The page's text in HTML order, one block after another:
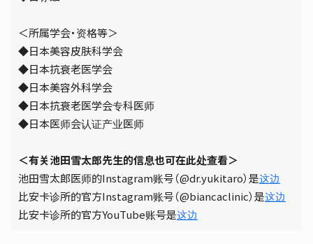
＜所属学会・资格等＞
◆日本美容皮肤科学会
◆日本抗衰老医学会
◆日本美容外科学会
◆日本抗衰老医学会专科医师
◆日本医师会认证产业医师
＜有关池田雪太郎先生的信息也可在此处查看＞
池田雪太郎医师的Instagram账号（@dr.yukitaro）是这边
比安卡诊所的官方Instagram账号（@biancaclinic）是这边
比安卡诊所的官方YouTube账号是这边